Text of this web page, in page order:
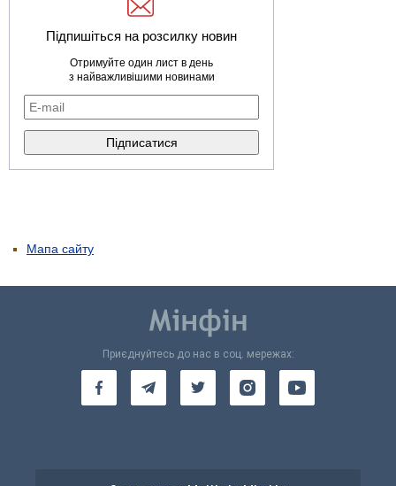
Підпишіться на розсилку новин
Отримуйте один лист в день
з найважливішими новинами
Мапа сайту
Приєднуйтесь до нас в соц. мережах: